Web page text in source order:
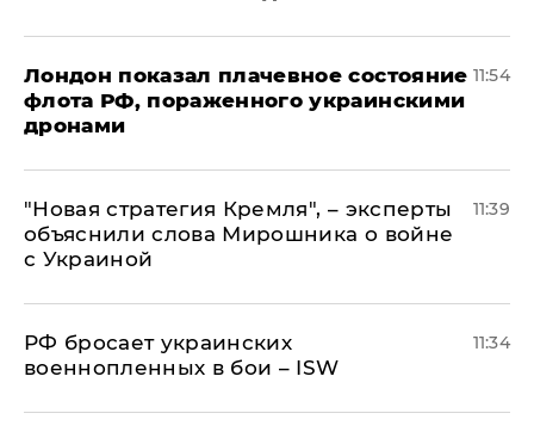
Лондон показал плачевное состояние
флота РФ, пораженного украинскими
дронами
11:54
"Новая стратегия Кремля", – эксперты
объяснили слова Мирошника о войне
с Украиной
11:39
РФ бросает украинских
военнопленных в бои – ISW
11:34